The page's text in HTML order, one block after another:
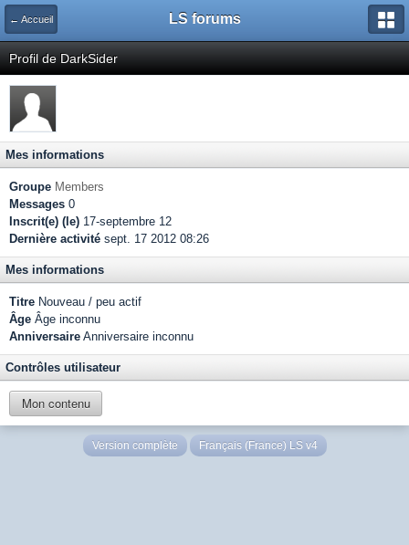
← Accueil LS forums
Profil de DarkSider
Mes informations
Groupe Members
Messages 0
Inscrit(e) (le) 17-septembre 12
Dernière activité sept. 17 2012 08:26
Mes informations
Titre Nouveau / peu actif
Âge Âge inconnu
Anniversaire Anniversaire inconnu
Contrôles utilisateur
Mon contenu
Version complète Français (France) LS v4